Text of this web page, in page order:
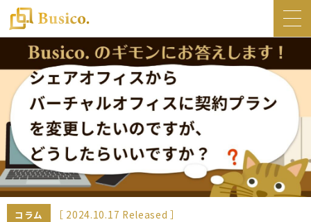
トップ
Busico.について
オフィス
Busico.銀座
Busico.梅田
料金・サービス
お知らせ
コラム ［ 2024.10.17 Released ］